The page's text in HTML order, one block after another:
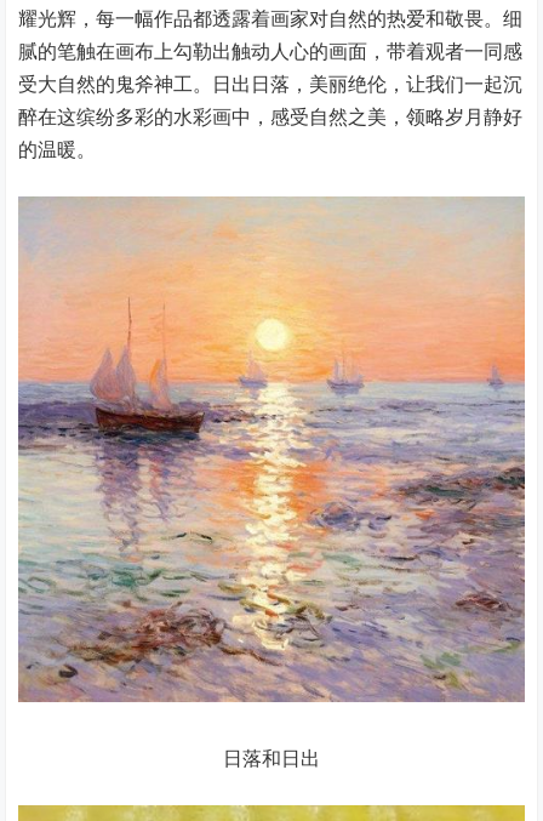
耀光辉，每一幅作品都透露着画家对自然的热爱和敬畏。细
腻的笔触在画布上勾勒出触动人心的画面，带着观者一同感
受大自然的鬼斧神工。日出日落，美丽绝伦，让我们一起沉
醉在这缤纷多彩的水彩画中，感受自然之美，领略岁月静好
的温暖。
日落和日出